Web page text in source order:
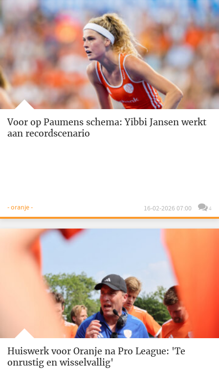
Voor op Paumens schema: Yibbi Jansen werkt
aan recordscenario
- oranje - 16-02-2026 07:00 4
Huiswerk voor Oranje na Pro League: 'Te
onrustig en wisselvallig'